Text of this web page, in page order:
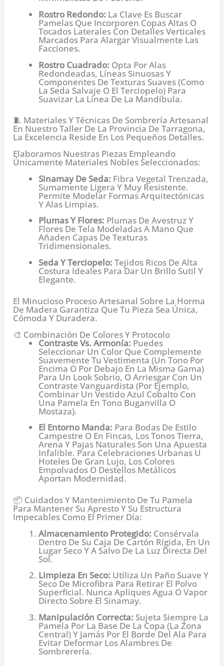
Rostro Redondo: La Clave Es Buscar
Pamelas Que Incorporen Copas Altas O
Tocados Laterales Con Detalles Verticales
Marcados Para Alargar Visualmente Las
Facciones.
Rostro Cuadrado: Opta Por Alas
Redondeadas, Líneas Sinuosas Y
Componentes De Texturas Suaves (como
La Seda Salvaje O El Terciopelo) Para
Suavizar La Línea De La Mandíbula.
🧵 Materiales Y Técnicas De Sombrería Artesanal
En Nuestro Taller De La Provincia De Tarragona,
La Excelencia Reside En Los Pequeños Detalles.
Elaboramos Nuestras Piezas Empleando
Únicamente Materiales Nobles Seleccionados:
Sinamay De Seda: Fibra Vegetal Trenzada,
Sumamente Ligera Y Muy Resistente.
Permite Modelar Formas Arquitectónicas
Y Alas Limpias.
Plumas Y Flores: Plumas De Avestruz Y
Flores De Tela Modeladas A Mano Que
Añaden Capas De Texturas
Tridimensionales.
Seda Y Terciopelo: Tejidos Ricos De Alta
Costura Ideales Para Dar Un Brillo Sutil Y
Elegante.
El Minucioso Proceso Artesanal Sobre La Horma
De Madera Garantiza Que Tu Pieza Sea Única,
Cómoda Y Duradera.
🎨 Combinación De Colores Y Protocolo
Contraste Vs. Armonía: Puedes
Seleccionar Un Color Que Complemente
Suavemente Tu Vestimenta (un Tono Por
Encima O Por Debajo En La Misma Gama)
Para Un Look Sobrio, O Arriesgar Con Un
Contraste Vanguardista (por Ejemplo,
Combinar Un Vestido Azul Cobalto Con
Una Pamela En Tono Buganvilla O
Mostaza).
El Entorno Manda: Para Bodas De Estilo
Campestre O En Fincas, Los Tonos Tierra,
Arena Y Pajas Naturales Son Una Apuesta
Infalible. Para Celebraciones Urbanas U
Hoteles De Gran Lujo, Los Colores
Empolvados O Destellos Metálicos
Aportan Modernidad.
📦 Cuidados Y Mantenimiento De Tu Pamela
Para Mantener Su Apresto Y Su Estructura
Impecables Como El Primer Día:
Almacenamiento Protegido: Consérvala
Dentro De Su Caja De Cartón Rígida, En Un
Lugar Seco Y A Salvo De La Luz Directa Del
Sol.
Limpieza En Seco: Utiliza Un Paño Suave Y
Seco De Microfibra Para Retirar El Polvo
Superficial. Nunca Apliques Agua O Vapor
Directo Sobre El Sinamay.
Manipulación Correcta: Sujeta Siempre La
Pamela Por La Base De La Copa (la Zona
Central) Y Jamás Por El Borde Del Ala Para
Evitar Deformar Los Alambres De
Sombrerería.